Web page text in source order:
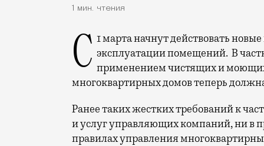
1 мин. чтения
С 1 марта начнут действовать новые правила санитарного содержания поселений и эксплуатации помещений. В
применением чистящих и
многоквартирных домов теперь
Ранее таких жестких требований к
и услуг управляющих компаний, ни в
правилах управления